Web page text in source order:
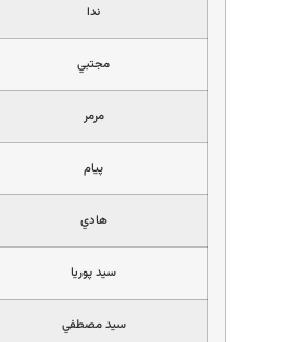
ندا
مجتبي
مرمر
پيام
هادي
سيد پوريا
سيد مصطفي